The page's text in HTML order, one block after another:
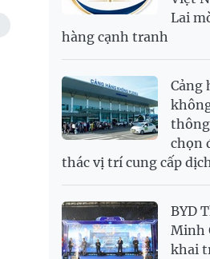
SGD
USD
26,000
Lai
hàng cạnh tranh
Cảng
chọn
thác vị trí cung cấp
BYD
Minh
khai